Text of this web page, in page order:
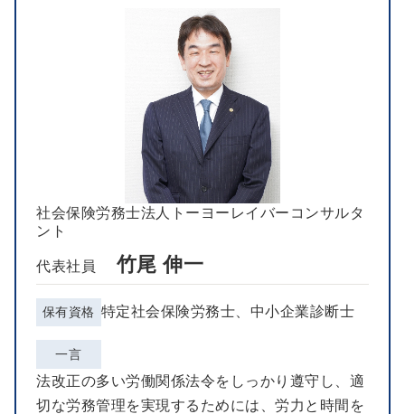
社会保険労務士法人トーヨーレイバーコンサルタ
ント
代表社員 竹尾 伸一
保有資格 特定社会保険労務士、中小企業診断士
一言
法改正の多い労働関係法令をしっかり遵守し、適
切な労務管理を実現するためには、労力と時間を